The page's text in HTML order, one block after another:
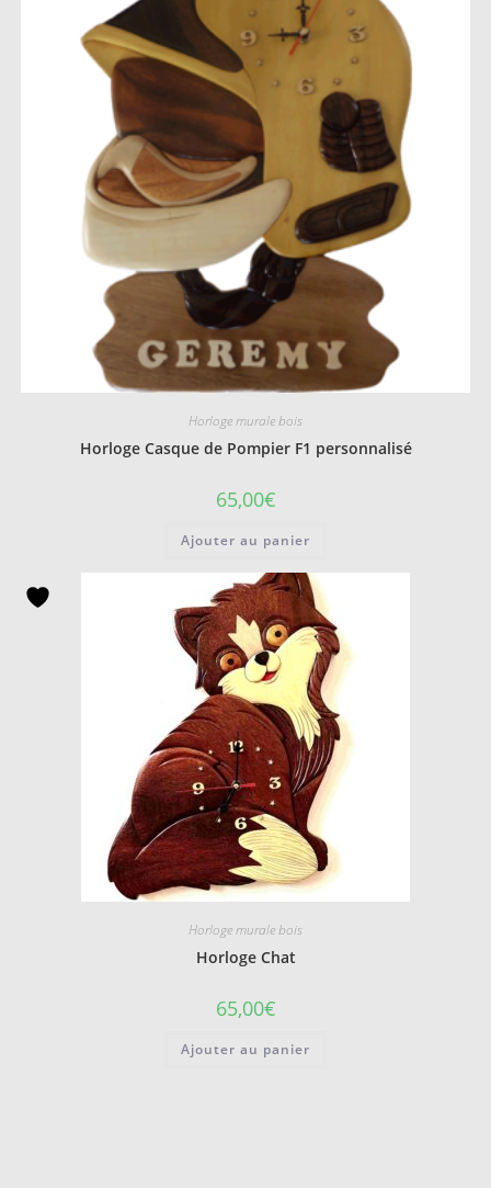
Horloge murale bois
Horloge Casque de Pompier F1 personnalisé
65,00€
Ajouter au panier
Horloge murale bois
Horloge Chat
65,00€
Ajouter au panier